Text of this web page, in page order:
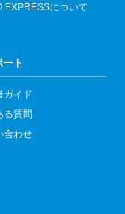
EXPRESSについて
ート
ガイド
る質問
合わせ